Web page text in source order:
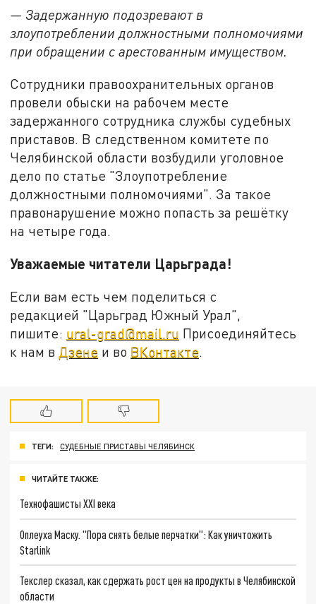
— Задержанную подозревают в
злоупотреблении должностными полномочиями
при обращении с арестованным имуществом.
Сотрудники правоохранительных органов
провели обыски на рабочем месте
задержанного сотрудника службы судебных
приставов. В следственном комитете по
Челябинской области возбудили уголовное
дело по статье "Злоупотребление
должностными полномочиями". За такое
правонарушение можно попасть за решётку
на четыре года.
Уважаемые читатели Царьграда!
Если вам есть чем поделиться с
редакцией "Царьград Южный Урал",
пишите: ural-grad@mail.ru Присоединяйтесь
к нам в Дзене и во ВКонтакте
ТЕГИ: СУДЕБНЫЕ ПРИСТАВЫ ЧЕЛЯБИНСК
ЧИТАЙТЕ ТАКЖЕ:
Технофашисты XXI века
Оплеуха Маску. "Пора снять белые перчатки": Как уничтожить
Starlink
Текслер сказал, как сдержать рост цен на продукты в Челябинской
области